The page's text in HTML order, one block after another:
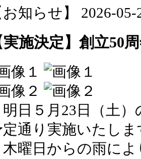
お知らせ】 2026-
実施決定】創立50
日５月23日（土）
定通り実施いたしま
曜日からの雨によ